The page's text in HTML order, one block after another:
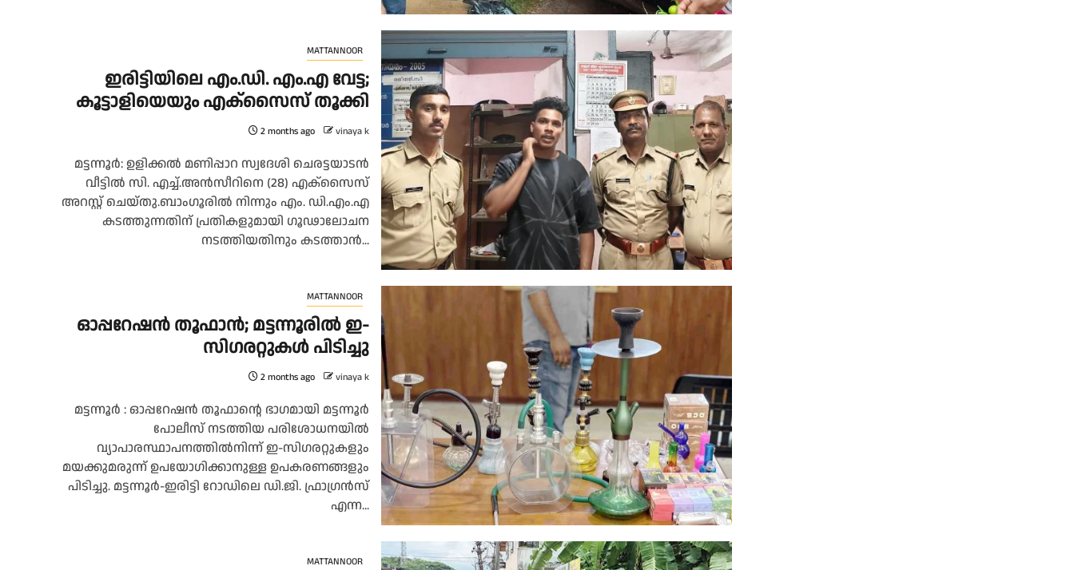
MATTANNOOR
ഇരിട്ടിയിലെ എം.ഡി. എം.എ വേട്ട;
കൂട്ടാളിയെയും എക്സൈസ് തൂക്കി
2 months ago vinaya k
മട്ടന്നൂർ: ഉളിക്കൽ മണിപ്പാറ സ്വദേശി ചെരട്ടയാടൻ
വീട്ടിൽ സി. എച്ച്.അൻസീറിനെ (28) എക്സൈസ്
അറസ്റ്റ് ചെയ്തു.ബാംഗൂരിൽ നിന്നും എം. ഡി.എം.എ
കടത്തുന്നതിന് പ്രതികളുമായി ഗൂഢാലോചന
നടത്തിയതിനും കടത്താൻ...
MATTANNOOR
ഓപ്പറേഷൻ തൂഫാൻ; മട്ടന്നൂരിൽ ഇ-
സിഗരറ്റുകൾ പിടിച്ചു
2 months ago vinaya k
മട്ടന്നൂർ : ഓപ്പറേഷൻ തൂഫാന്റെ ഭാഗമായി മട്ടന്നൂർ
പോലീസ് നടത്തിയ പരിശോധനയിൽ
വ്യാപാരസ്ഥാപനത്തിൽനിന്ന് ഇ-സിഗരറ്റുകളും
മയക്കുമരുന്ന് ഉപയോഗിക്കാനുള്ള ഉപകരണങ്ങളും
പിടിച്ചു. മട്ടന്നൂർ-ഇരിട്ടി റോഡിലെ ഡി.ജി. ഫ്രാഗ്രൻസ്
എന്ന...
MATTANNOOR